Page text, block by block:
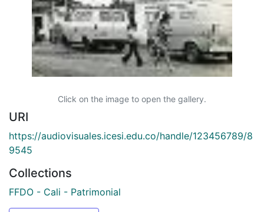
Click on the image to open the gallery.
URI
https://audiovisuales.icesi.edu.co/handle/123456789/8
9545
Collections
FFDO - Cali - Patrimonial